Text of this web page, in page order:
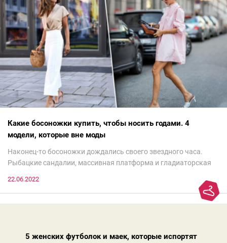
Какие босоножки купить, чтобы носить годами. 4
модели, которые вне моды
Наконец-то босоножки дождались своего звездного часа.
Рыбацкие сандалии, массивная платформа и гладиаторская
модно, совсем не обязательно бежать за ними в магазин.
Достаточно лишь провести ревизию прошлогодних покупок.
22.06.2022
5 женских футболок и маек, которые испортят